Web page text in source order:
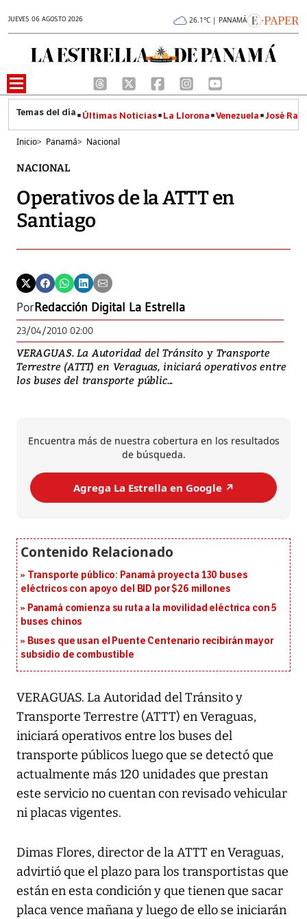
JUEVES 06 AGOSTO 2026 26.1°C | PANAMÁ
Últimas Noticias La Llorona Venezuela José
Inicio> Panamá> Nacional
NACIONAL
Operativos de la ATTT en
Santiago
PorRedacción Digital La Estrella
23/04/2010 02:00
VERAGUAS. La Autoridad del Tránsito y Transporte
Terrestre (ATTT) en Veraguas, iniciará operativos entre
los buses del transporte públic...
Encuentra más de nuestra cobertura en los resultados
de búsqueda.
Agrega La Estrella en Google ↗️
Transporte público: Panamá proyecta 130 buses
eléctricos con apoyo del BID por $26 millones
Panamá comienza su ruta a la movilidad eléctrica con 5
buses chinos
Buses que usan el Puente Centenario recibirán mayor
subsidio de combustible
VERAGUAS. La Autoridad del Tránsito y
Transporte Terrestre (ATTT) en Veraguas,
iniciará operativos entre los buses del
transporte públicos luego que se detectó que
actualmente más 120 unidades que prestan
este servicio no cuentan con revisado vehicular
ni placas vigentes.
Dimas Flores, director de la ATTT en Veraguas,
advirtió que el plazo para los transportistas que
están en esta condición y que tienen que sacar
placa vence mañana y luego de ello se iniciarán